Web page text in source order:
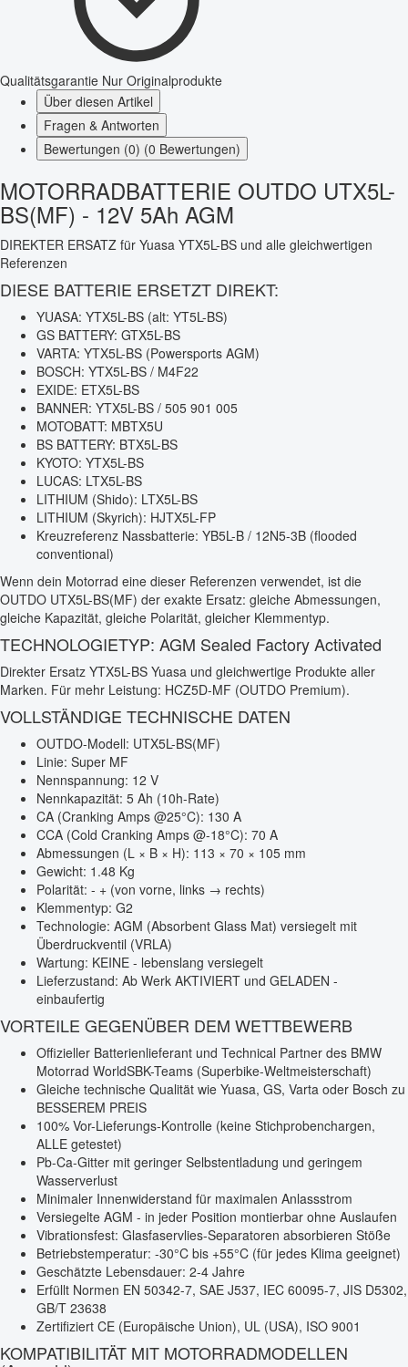
Qualitätsgarantie Nur Originalprodukte
Über diesen Artikel
Fragen & Antworten
Bewertungen (0) (0 Bewertungen)
MOTORRADBATTERIE OUTDO UTX5L-
BS(MF) - 12V 5Ah AGM
DIREKTER ERSATZ für Yuasa YTX5L-BS und alle gleichwertigen
Referenzen
DIESE BATTERIE ERSETZT DIREKT:
YUASA: YTX5L-BS (alt: YT5L-BS)
GS BATTERY: GTX5L-BS
VARTA: YTX5L-BS (Powersports AGM)
BOSCH: YTX5L-BS / M4F22
EXIDE: ETX5L-BS
BANNER: YTX5L-BS / 505 901 005
MOTOBATT: MBTX5U
BS BATTERY: BTX5L-BS
KYOTO: YTX5L-BS
LUCAS: LTX5L-BS
LITHIUM (Shido): LTX5L-BS
LITHIUM (Skyrich): HJTX5L-FP
Kreuzreferenz Nassbatterie: YB5L-B / 12N5-3B (flooded
conventional)
Wenn dein Motorrad eine dieser Referenzen verwendet, ist die
OUTDO UTX5L-BS(MF) der exakte Ersatz: gleiche Abmessungen,
gleiche Kapazität, gleiche Polarität, gleicher Klemmentyp.
TECHNOLOGIETYP: AGM Sealed Factory Activated
Direkter Ersatz YTX5L-BS Yuasa und gleichwertige Produkte aller
Marken. Für mehr Leistung: HCZ5D-MF (OUTDO Premium).
VOLLSTÄNDIGE TECHNISCHE DATEN
OUTDO-Modell: UTX5L-BS(MF)
Linie: Super MF
Nennspannung: 12 V
Nennkapazität: 5 Ah (10h-Rate)
CA (Cranking Amps @25°C): 130 A
CCA (Cold Cranking Amps @-18°C): 70 A
Abmessungen (L × B × H): 113 × 70 × 105 mm
Gewicht: 1.48 Kg
Polarität: - + (von vorne, links → rechts)
Klemmentyp: G2
Technologie: AGM (Absorbent Glass Mat) versiegelt mit
Überdruckventil (VRLA)
Wartung: KEINE - lebenslang versiegelt
Lieferzustand: Ab Werk AKTIVIERT und GELADEN -
einbaufertig
VORTEILE GEGENÜBER DEM WETTBEWERB
Offizieller Batterienlieferant und Technical Partner des BMW
Motorrad WorldSBK-Teams (Superbike-Weltmeisterschaft)
Gleiche technische Qualität wie Yuasa, GS, Varta oder Bosch zu
BESSEREM PREIS
100% Vor-Lieferungs-Kontrolle (keine Stichprobenchargen,
ALLE getestet)
Pb-Ca-Gitter mit geringer Selbstentladung und geringem
Wasserverlust
Minimaler Innenwiderstand für maximalen Anlassstrom
Versiegelte AGM - in jeder Position montierbar ohne Auslaufen
Vibrationsfest: Glasfaservlies-Separatoren absorbieren Stöße
Betriebstemperatur: -30°C bis +55°C (für jedes Klima geeignet)
Geschätzte Lebensdauer: 2-4 Jahre
Erfüllt Normen EN 50342-7, SAE J537, IEC 60095-7, JIS D5302,
GB/T 23638
Zertifiziert CE (Europäische Union), UL (USA), ISO 9001
KOMPATIBILITÄT MIT MOTORRADMODELLEN